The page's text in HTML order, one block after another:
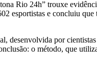
Rio 24h” trouxe
esportistas e concluiu
desenvolvida por
o método, que